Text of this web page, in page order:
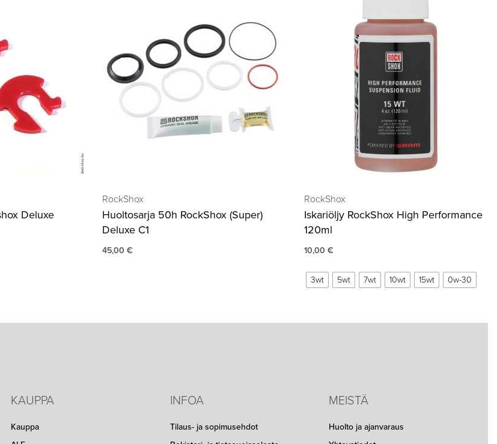
Deluxe
RockShox
Huoltosarja 50h RockShox (Super)
Deluxe C1
45,00 €
RockShox
Iskariöljy RockShox High Performance
120ml
10,00 €
3wt 5wt 7wt 10wt 15wt 0w-30
KAUPPA
Kauppa
INFOA
Tilaus- ja sopimusehdot
MEISTÄ
Huolto ja ajanvaraus